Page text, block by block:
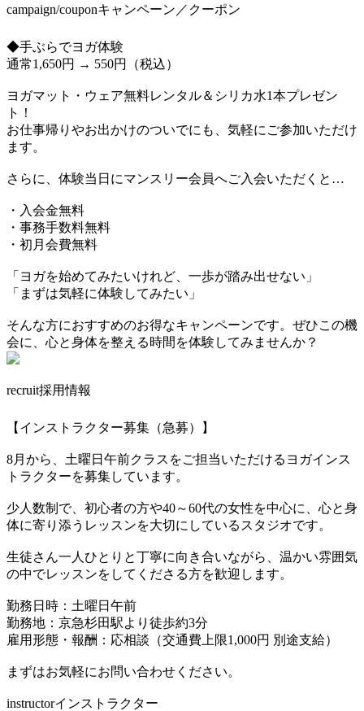
campaign/couponキャンペーン／クーポン
◆手ぶらでヨガ体験
通常1,650円 → 550円（税込）
ヨガマット・ウェア無料レンタル＆シリカ水1本プレゼン
ト！
お仕事帰りやお出かけのついでにも、気軽にご参加いただけ
ます。
さらに、体験当日にマンスリー会員へご入会いただくと…
・入会金無料
・事務手数料無料
・初月会費無料
「ヨガを始めてみたいけれど、一歩が踏み出せない」
「まずは気軽に体験してみたい」
そんな方におすすめのお得なキャンペーンです。ぜひこの機
会に、心と身体を整える時間を体験してみませんか？
recruit採用情報
【インストラクター募集（急募）】
8月から、土曜日午前クラスをご担当いただけるヨガインス
トラクターを募集しています。
少人数制で、初心者の方や40～60代の女性を中心に、心と身
体に寄り添うレッスンを大切にしているスタジオです。
生徒さん一人ひとりと丁寧に向き合いながら、温かい雰囲気
の中でレッスンをしてくださる方を歓迎します。
勤務日時：土曜日午前
勤務地：京急杉田駅より徒歩約3分
雇用形態・報酬：応相談（交通費上限1,000円 別途支給）
まずはお気軽にお問い合わせください。
instructorインストラクター